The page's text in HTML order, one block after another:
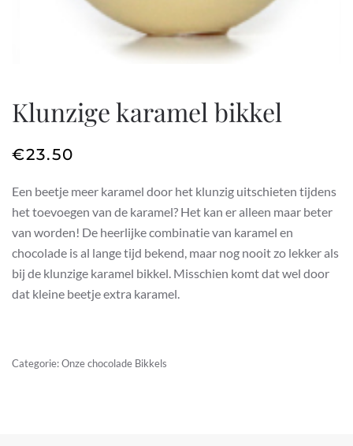
Klunzige karamel bikkel
€23.50
Een beetje meer karamel door het klunzig uitschieten tijdens
het toevoegen van de karamel? Het kan er alleen maar beter
van worden! De heerlijke combinatie van karamel en
chocolade is al lange tijd bekend, maar nog nooit zo lekker als
bij de klunzige karamel bikkel. Misschien komt dat wel door
dat kleine beetje extra karamel.
Categorie:Onze chocolade Bikkels